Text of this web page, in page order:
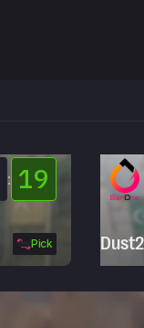
: 19
Pick Dust2